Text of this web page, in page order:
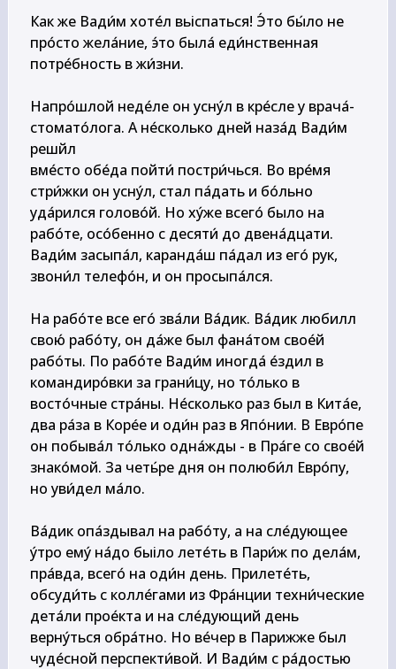
Как же Вади́м хоте́л вьіспаться! Э́то бы́ло не
про́сто жела́ние, э́то была́ еди́нственная
потре́бность в жи́зни.
Напро́шлой неде́ле он усну́л в кре́сле у врача́-
стомато́лога. А не́сколько дней наза́д Вади́м
решйл
вме́сто обе́да пойти́ постри́чься. Во вре́мя
стри́жки он усну́л, стал па́дать и бо́льно
уда́рился голово́й. Но ху́же всего́ было на
рабо́те, осо́бенно с десяти́ до двена́дцати.
Вади́м засыпа́л, каранда́ш па́дал из его́ рук,
звони́л телефо́н, и он просыпа́лся.
На рабо́те все его́ зва́ли Ва́дик. Ва́дик любилл
свою́ рабо́ту, он да́же был фана́том свое́й
рабо́ты. По рабо́те Вади́м иногда́ е́здил в
командиро́вки за грани́цу, но то́лько в
восто́чные стра́ны. Не́сколько раз был в Кита́е,
два ра́за в Корée и оди́н раз в Япо́нии. В Евро́пе
он побыва́л то́лько одна́жды - в Пра́ге со свое́й
знако́мой. За четь́ре дня он полюби́л Евро́пу,
но уви́дел ма́ло.
Ва́дик опа́здывал на рабо́ту, а на сле́дующее
у́тро ему́ на́до быіло лете́ть в Пари́ж по дела́м,
пра́вда, всего́ на оди́н день. Прилете́ть,
обсуди́ть с колле́гами из Фра́нции техни́ческие
дета́ли прое́кта и на сле́дующий день
верну́ться обра́тно. Но ве́чер в Парижже был
чуде́сной перспекти́вой. И Вади́м с ра́достью